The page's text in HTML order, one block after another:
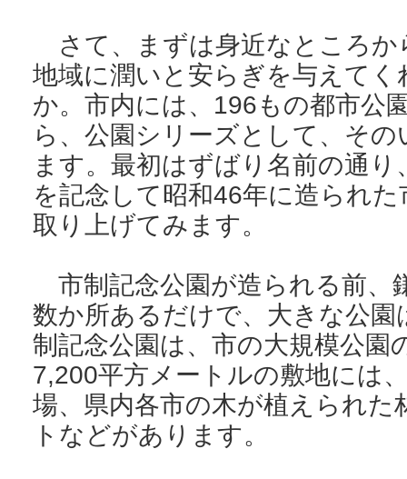
さて、まずは身近なところか
地域に潤いと安らぎを与えて
か。市内には、196もの都市公
ら、公園シリーズとして、そ
ます。最初はずばり名前の通
を記念して昭和46年に造られ
取り上げてみます。
市制記念公園が造られる前、
数か所あるだけで、大きな公
制記念公園は、市の大規模公園
7,200平方メートルの敷地には
場、県内各市の木が植えられた
トなどがあります。